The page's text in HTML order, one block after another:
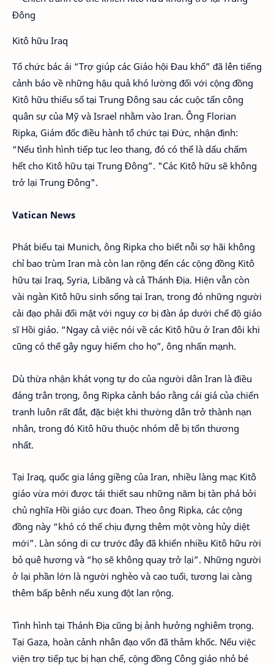
Kitô hữu Iraq
Tổ chức bác ái “Trợ giúp các Giáo hội Đau khổ” đã lên tiếng
cảnh báo về những hậu quả khó lường đối với cộng đồng
Kitô hữu thiểu số tại Trung Đông sau các cuộc tấn công
quân sự của Mỹ và Israel nhằm vào Iran. Ông Florian
Ripka, Giám đốc điều hành tổ chức tại Đức, nhận định:
“Nếu tình hình tiếp tục leo thang, đó có thể là dấu chấm
hết cho Kitô hữu tại Trung Đông”. "Các Kitô hữu sẽ không
trở lại Trung Đông".
Vatican News
Phát biểu tại Munich, ông Ripka cho biết nỗi sợ hãi không
chỉ bao trùm Iran mà còn lan rộng đến các cộng đồng Kitô
hữu tại Iraq, Syria, Libăng và cả Thánh Địa. Hiện vẫn còn
vài ngàn Kitô hữu sinh sống tại Iran, trong đó những người
cải đạo phải đối mặt với nguy cơ bị đàn áp dưới chế độ giáo
sĩ Hồi giáo. “Ngay cả việc nói về các Kitô hữu ở Iran đôi khi
cũng có thể gây nguy hiểm cho họ”, ông nhấn mạnh.
Dù thừa nhận khát vọng tự do của người dân Iran là điều
đáng trân trọng, ông Ripka cảnh báo rằng cái giá của chiến
tranh luôn rất đắt, đặc biệt khi thường dân trở thành nạn
nhân, trong đó Kitô hữu thuộc nhóm dễ bị tổn thương
nhất.
Tại Iraq, quốc gia láng giềng của Iran, nhiều làng mạc Kitô
giáo vừa mới được tái thiết sau những năm bị tàn phá bởi
chủ nghĩa Hồi giáo cực đoan. Theo ông Ripka, các cộng
đồng này “khó có thể chịu đựng thêm một vòng hủy diệt
mới”. Làn sóng di cư trước đây đã khiến nhiều Kitô hữu rời
bỏ quê hương và “họ sẽ không quay trở lại”. Những người
ở lại phần lớn là người nghèo và cao tuổi, tương lai càng
thêm bấp bênh nếu xung đột lan rộng.
Tình hình tại Thánh Địa cũng bị ảnh hưởng nghiêm trọng.
Tại Gaza, hoàn cảnh nhân đạo vốn đã thảm khốc. Nếu việc
viện trợ tiếp tục bị hạn chế, cộng đồng Công giáo nhỏ bé